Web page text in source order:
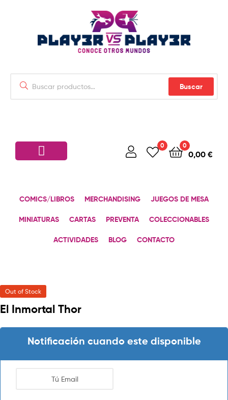
Buscar
0 0
0,00 €
COMICS/LIBROS MERCHANDISING JUEGOS DE MESA
MINIATURAS CARTAS PREVENTA COLECCIONABLES
ACTIVIDADES BLOG CONTACTO
Out of Stock
El Inmortal Thor
Notificación cuando este disponible